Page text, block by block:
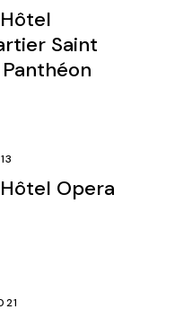
Saint
Opera